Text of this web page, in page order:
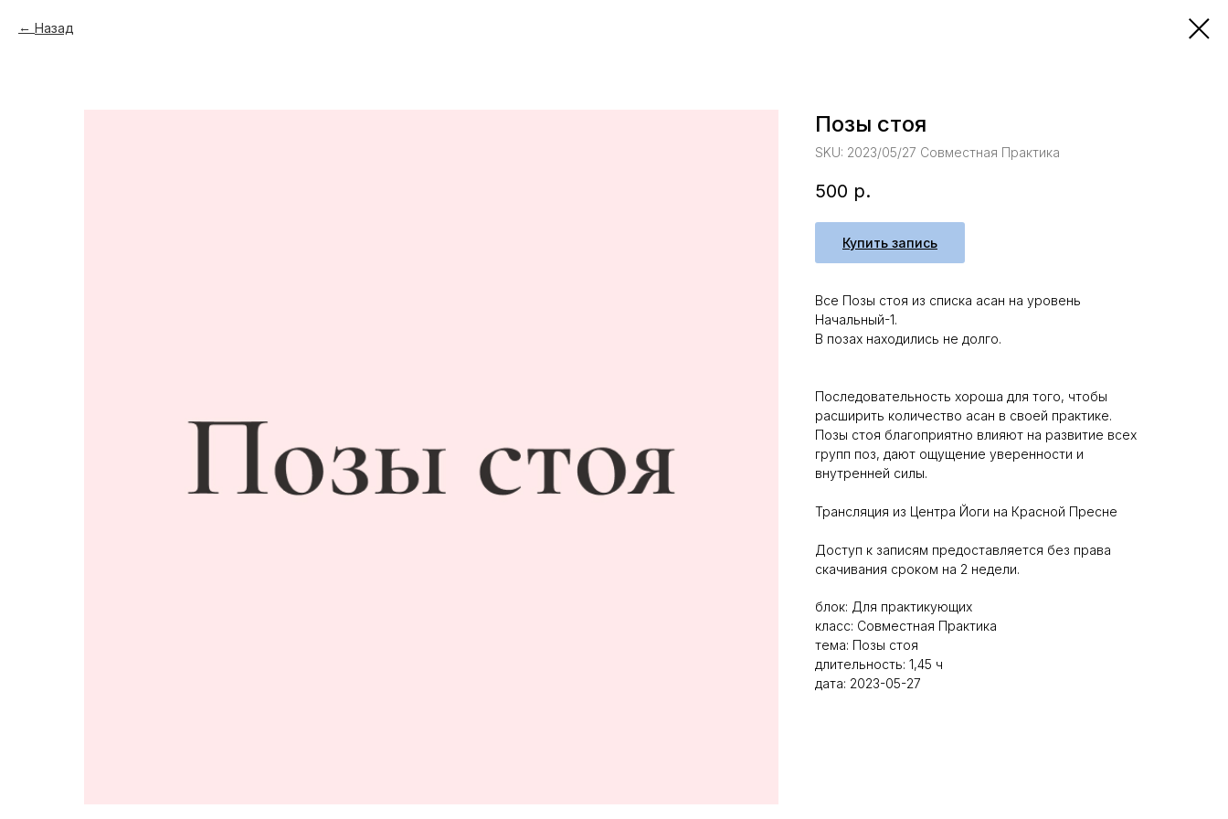
Назад
Позы стоя
SKU: 2023/05/27 Совместная Практика
500 р.
Купить запись
Все Позы стоя из списка асан на уровень
Начальный-1.
В позах находились не долго.
Последовательность хороша для того, чтобы
расширить количество асан в своей практике.
Позы стоя благоприятно влияют на развитие всех
групп поз, дают ощущение уверенности и
внутренней силы.
Трансляция из Центра Йоги на Красной Пресне
Доступ к записям предоставляется без права
скачивания сроком на 2 недели.
блок: Для практикующих
класс: Совместная Практика
тема: Позы стоя
длительность: 1,45 ч
дата: 2023-05-27